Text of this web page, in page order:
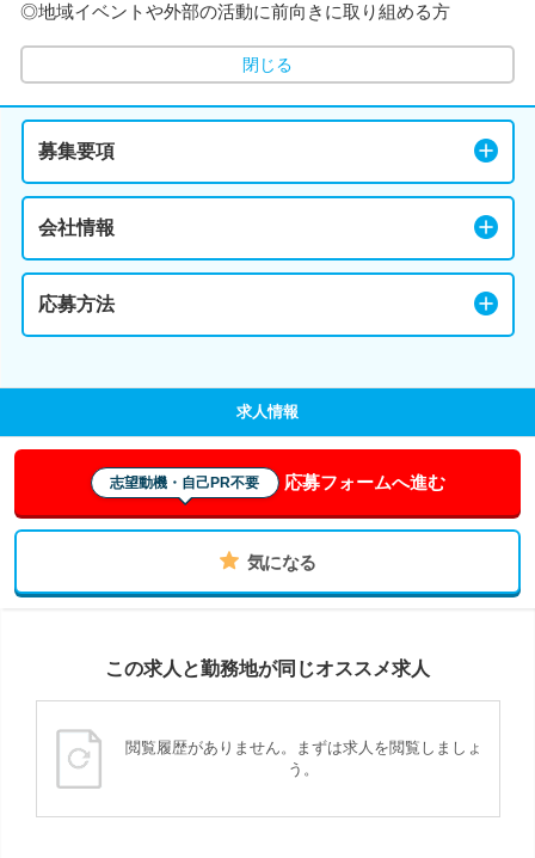
◎地域イベントや外部の活動に前向きに取り組める方
閉じる
募集要項
会社情報
応募方法
求人情報
志望動機・自己PR不要 応募フォームへ進む
気になる
この求人と勤務地が同じオススメ求人
閲覧履歴がありません。まずは求人を閲覧しましょ
う。